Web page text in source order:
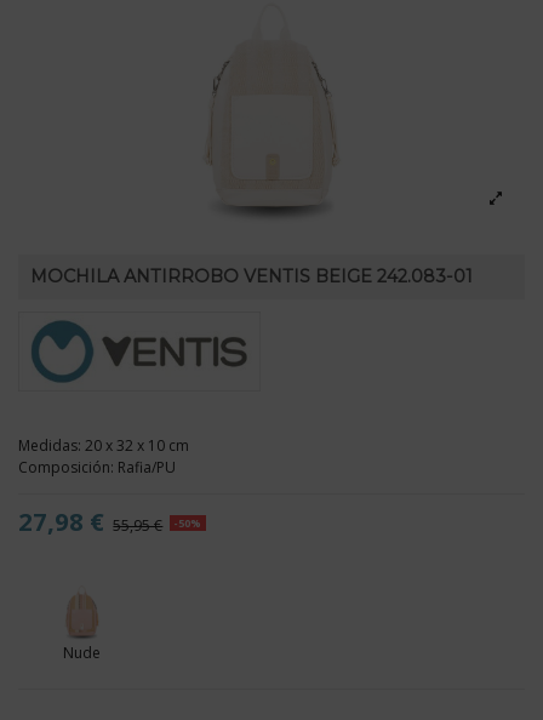
MOCHILA ANTIRROBO VENTIS BEIGE 242.083-01
Medidas: 20 x 32 x 10 cm
Composición: Rafia/PU
27,98 € 55,95 € -50%
Nude